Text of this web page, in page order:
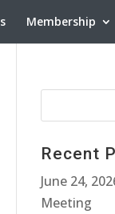
Membership
Recent
June 24,
Meeting